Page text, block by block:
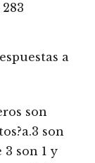
283
a
son
son
son 1 y